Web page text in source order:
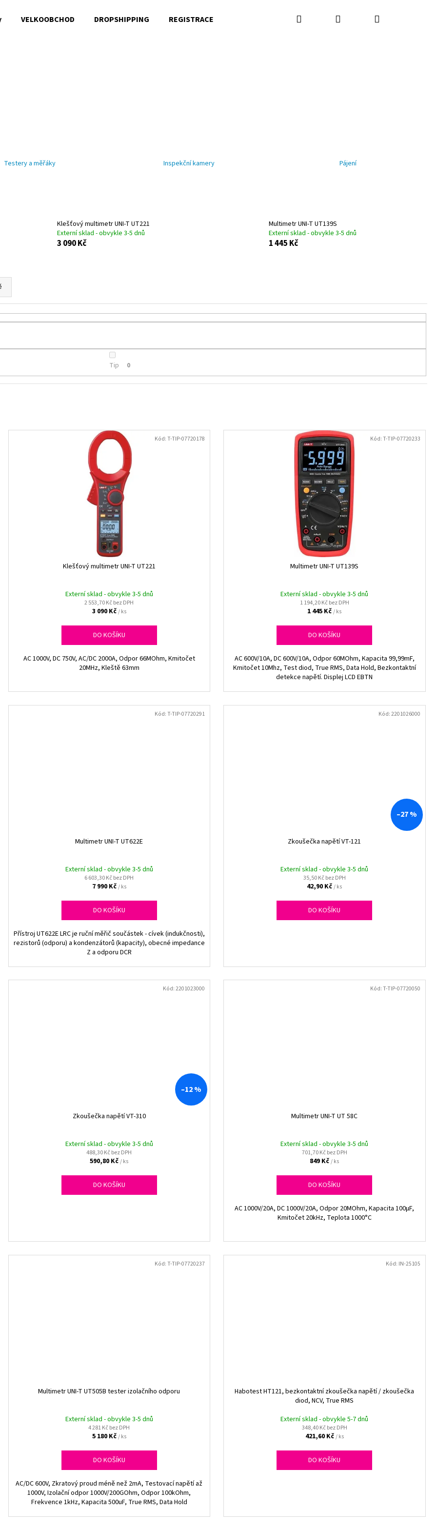
VELKOOBCHOD DROPSHIPPING REGISTRACE Hledat PřihlášeníNákupní
Testery a měřáky Inspekční kamery Pájení
Klešťový multimetr UNI-T UT221
Externí sklad - obvykle 3-5 dnů
3 090 Kč
Multimetr UNI-T UT139S
Externí sklad - obvykle 3-5 dnů
1 445 Kč
Tip 0
Klešťový multimetr UNI-T UT221
Externí sklad - obvykle 3-5 dnů
2 553,70 Kč bez DPH
3 090 Kč/ ks
DO KOŠÍKU
AC 1000V, DC 750V, AC/DC 2000A, Odpor 66MOhm, Kmitočet
20MHz, Kleště 63mm
Kód:T-TIP-07720178
Multimetr UNI-T UT139S
Externí sklad - obvykle 3-5 dnů
1 194,20 Kč bez DPH
1 445 Kč/ ks
DO KOŠÍKU
AC 600V/10A, DC 600V/10A, Odpor 60MOhm, Kapacita 99,99mF,
Kmitočet 10Mhz, Test diod, True RMS, Data Hold, Bezkontaktní
detekce napětí. Displej LCD EBTN
Kód:T-TIP-07720233
Multimetr UNI-T UT622E
Externí sklad - obvykle 3-5 dnů
6 603,30 Kč bez DPH
7 990 Kč/ ks
DO KOŠÍKU
Přístroj UT622E LRC je ruční měřič součástek - cívek (indukčnosti),
rezistorů (odporu) a kondenzátorů (kapacity), obecné impedance
Z a odporu DCR
Kód:T-TIP-07720291
–27 %
Zkoušečka napětí VT-121
Externí sklad - obvykle 3-5 dnů
35,50 Kč bez DPH
42,90 Kč/ ks
DO KOŠÍKU
Kód:2201026000
–12 %
Zkoušečka napětí VT-310
Externí sklad - obvykle 3-5 dnů
488,30 Kč bez DPH
590,80 Kč/ ks
DO KOŠÍKU
Kód:2201023000
Multimetr UNI-T UT 58C
Externí sklad - obvykle 3-5 dnů
701,70 Kč bez DPH
849 Kč/ ks
DO KOŠÍKU
AC 1000V/20A, DC 1000V/20A, Odpor 20MOhm, Kapacita 100µF,
Kmitočet 20kHz, Teplota 1000°C
Kód:T-TIP-07720050
Multimetr UNI-T UT505B tester izolačního odporu
Externí sklad - obvykle 3-5 dnů
4 281 Kč bez DPH
5 180 Kč/ ks
DO KOŠÍKU
AC/DC 600V, Zkratový proud méně než 2mA, Testovací napětí až
1000V, Izolační odpor 1000V/200GOhm, Odpor 100kOhm,
Frekvence 1kHz, Kapacita 500uF, True RMS, Data Hold
Kód:T-TIP-07720237
Habotest HT121, bezkontaktní zkoušečka napětí / zkoušečka
diod, NCV, True RMS
Externí sklad - obvykle 5-7 dnů
348,40 Kč bez DPH
421,60 Kč/ ks
DO KOŠÍKU
Kód: IN-25105
TAŠKA HDPE 5KG, 200KS/ROLE BALENÉ
PLASTOVÝ TALÍŘ ČERNÝ - SILVESTR - 21 CM - 1